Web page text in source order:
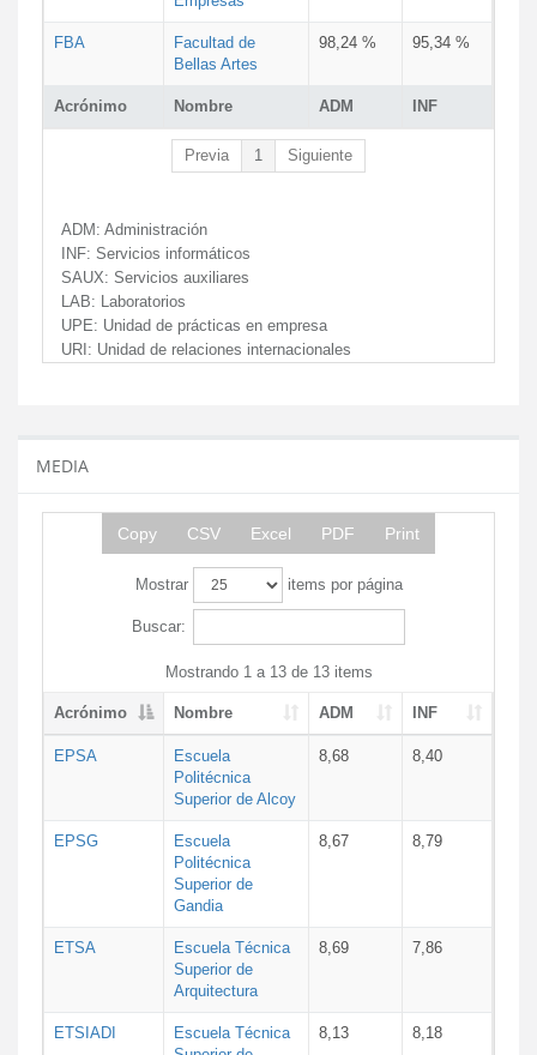
Acrónimo Nombre ADM INF
FBA
Facultad de
Bellas Artes
98,24 % 95,34 %
Previa 1 Siguiente
ADM: Administración
INF: Servicios informáticos
SAUX: Servicios auxiliares
LAB: Laboratorios
UPE: Unidad de prácticas en empresa
URI: Unidad de relaciones internacionales
MEDIA
Copy CSV Excel PDF Print
Mostrar items por página
Buscar:
Mostrando 1 a 13 de 13 items
Acrónimo Nombre ADM INF
EPSA
Escuela
Politécnica
Superior de Alcoy
8,68 8,40
EPSG
Escuela
Politécnica
Superior de
Gandia
8,67 8,79
ETSA
Escuela Técnica
Superior de
Arquitectura
8,69 7,86
ETSIADI
Escuela Técnica
8,13 8,18